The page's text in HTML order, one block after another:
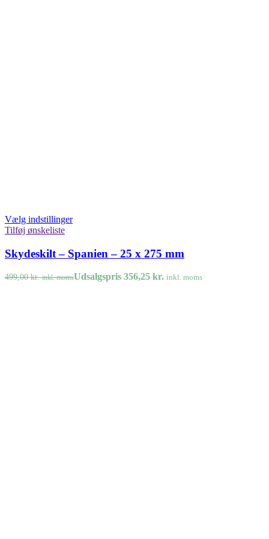
Vælg indstillinger
Tilføj ønskeliste
Skydeskilt – Spanien – 25 x 275 mm
499,00kr. inkl. momsUdsalgspris 356,25 kr. inkl. moms